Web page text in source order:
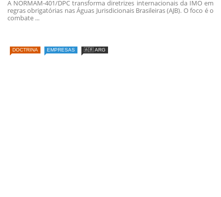
A NORMAM-401/DPC transforma diretrizes internacionais da IMO em
regras obrigatórias nas Águas Jurisdicionais Brasileiras (AJB). O foco é o
combate ...
DOCTRINA EMPRESAS 🇦🇷 ARG